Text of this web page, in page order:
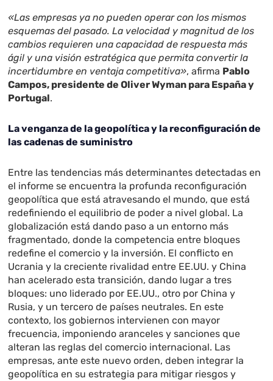
«Las empresas ya no pueden operar con los mismos
esquemas del pasado. La velocidad y magnitud de los
cambios requieren una capacidad de respuesta más
ágil y una visión estratégica que permita convertir la
incertidumbre en ventaja competitiva», afirma Pablo
Campos, presidente de Oliver Wyman para España y
Portugal.
La venganza de la geopolítica y la reconfiguración de
las cadenas de suministro
Entre las tendencias más determinantes detectadas en
el informe se encuentra la profunda reconfiguración
geopolítica que está atravesando el mundo, que está
redefiniendo el equilibrio de poder a nivel global. La
globalización está dando paso a un entorno más
fragmentado, donde la competencia entre bloques
redefine el comercio y la inversión. El conflicto en
Ucrania y la creciente rivalidad entre EE.UU. y China
han acelerado esta transición, dando lugar a tres
bloques: uno liderado por EE.UU., otro por China y
Rusia, y un tercero de países neutrales. En este
contexto, los gobiernos intervienen con mayor
frecuencia, imponiendo aranceles y sanciones que
alteran las reglas del comercio internacional. Las
empresas, ante este nuevo orden, deben integrar la
geopolítica en su estrategia para mitigar riesgos y